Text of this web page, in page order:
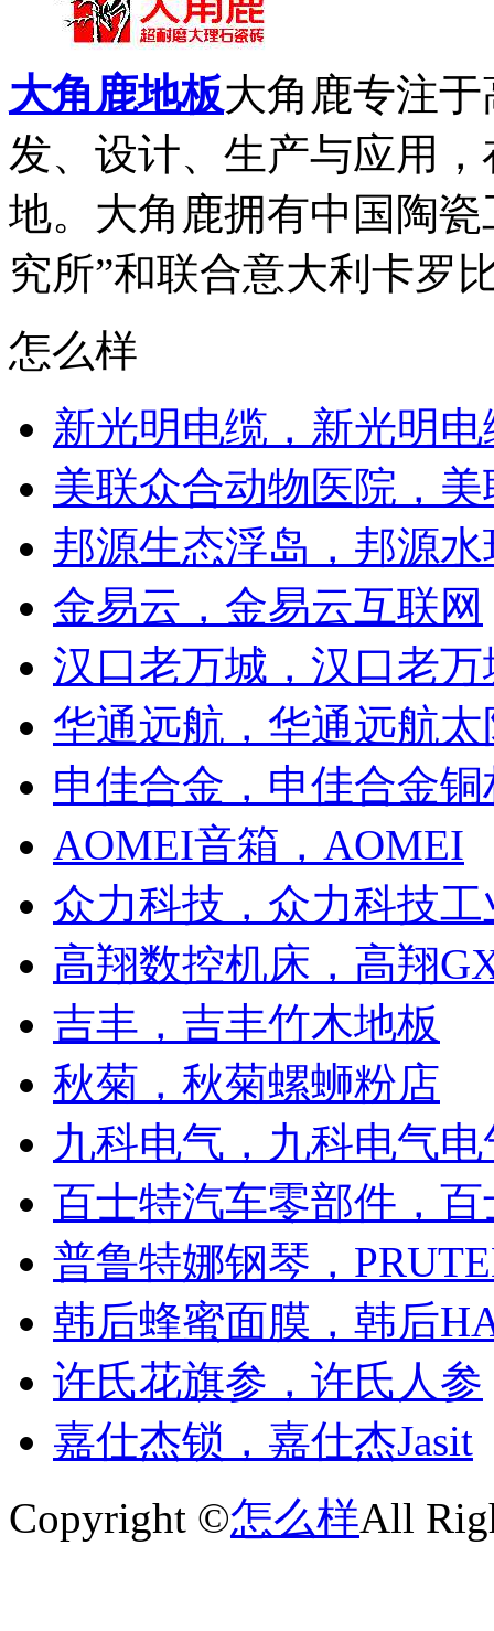
大角鹿地板大角鹿专注
发、设计、生产与应用
地。大角鹿拥有中国陶
究所”和联合意大利卡罗
怎么样
新光明电缆，新光明电
美联众合动物医院，
邦源生态浮岛，邦源
金易云，金易云互联网
汉口老万城，汉口老
华通远航，华通远航
申佳合金，申佳合金铜
AOMEI音箱，AOMEI
众力科技，众力科技
高翔数控机床，高翔
吉丰，吉丰竹木地板
秋菊，秋菊螺蛳粉店
九科电气，九科电气
百士特汽车零部件，百
普鲁特娜钢琴，
韩后蜂蜜面膜，韩后
许氏花旗参，许氏人参
嘉仕杰锁，嘉仕杰Jasit
Copyright ©怎么样All